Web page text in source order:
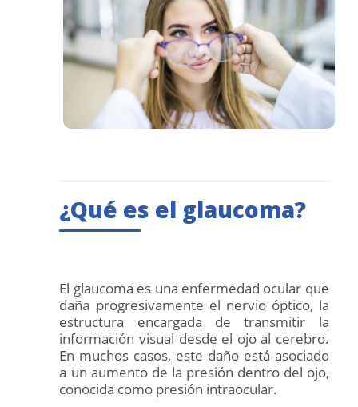
¿Qué es el glaucoma?
El glaucoma es una enfermedad ocular que
daña progresivamente el nervio óptico, la
estructura encargada de transmitir la
información visual desde el ojo al cerebro.
En muchos casos, este daño está asociado
a un aumento de la presión dentro del ojo,
conocida como presión intraocular.